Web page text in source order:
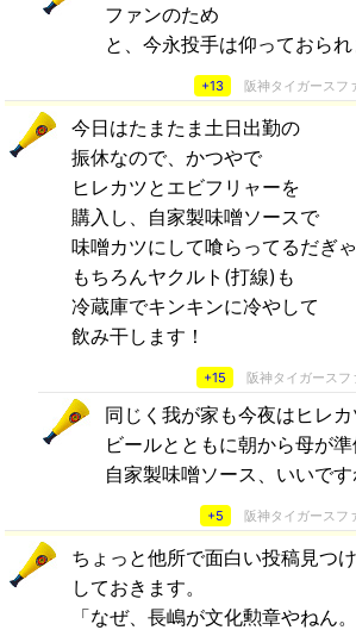
ファンのため
と、今永投手は仰っておられ
+13 阪神タイガースフ
今日はたまたま土日出勤の
振休なので、かつやで
ヒレカツとエビフリャーを
購入し、自家製味噌ソースで
味噌カツにして喰らってるだぎゃ
もちろんヤクルト(打線)も
冷蔵庫でキンキンに冷やして
飲み干します！
+15 阪神タイガースフ
同じく我が家も今夜はヒレカ
ビールとともに朝から母が準
自家製味噌ソース、いいで
+5 阪神タイガースフ
ちょっと他所で面白い投稿見つ
しておきます。
「なぜ、長嶋が文化勲章やねん